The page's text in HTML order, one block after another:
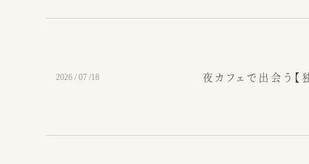
2026 / 07 /18 夜カフェで出会う【